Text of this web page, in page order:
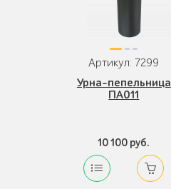
Артикул: 7299
Урна-пепельница
ПА011
10 100 руб.